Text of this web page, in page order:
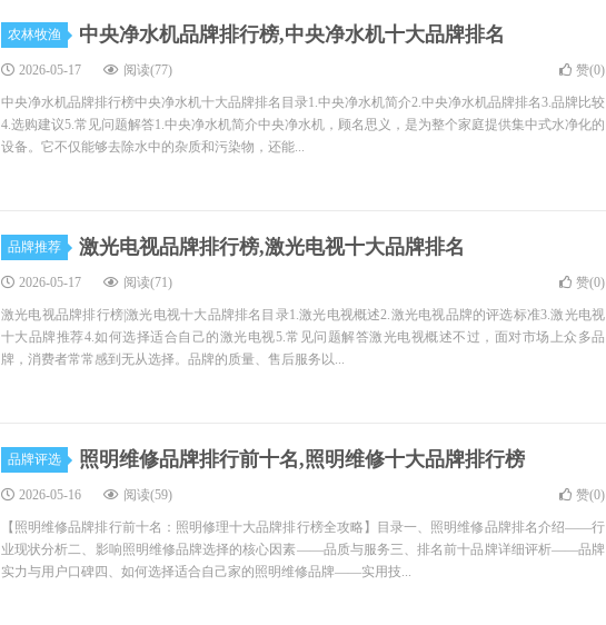
农林牧渔 中央净水机品牌排行榜,中央净水机十大品牌排名
2026-05-17 阅读(77) 赞(0)
中央净水机品牌排行榜中央净水机十大品牌排名目录1.中央净水机简介2.中央净水机品牌排名3.品牌比较
4.选购建议5.常见问题解答1.中央净水机简介中央净水机，顾名思义，是为整个家庭提供集中式水净化的
设备。它不仅能够去除水中的杂质和污染物，还能...
品牌推荐 激光电视品牌排行榜,激光电视十大品牌排名
2026-05-17 阅读(71) 赞(0)
激光电视品牌排行榜|激光电视十大品牌排名目录1.激光电视概述2.激光电视品牌的评选标准3.激光电视
十大品牌推荐4.如何选择适合自己的激光电视5.常见问题解答激光电视概述不过，面对市场上众多品
牌，消费者常常感到无从选择。品牌的质量、售后服务以...
品牌评选 照明维修品牌排行前十名,照明维修十大品牌排行榜
2026-05-16 阅读(59) 赞(0)
【照明维修品牌排行前十名：照明修理十大品牌排行榜全攻略】目录一、照明维修品牌排名介绍——行
业现状分析二、影响照明维修品牌选择的核心因素——品质与服务三、排名前十品牌详细评析——品牌
实力与用户口碑四、如何选择适合自己家的照明维修品牌——实用技...